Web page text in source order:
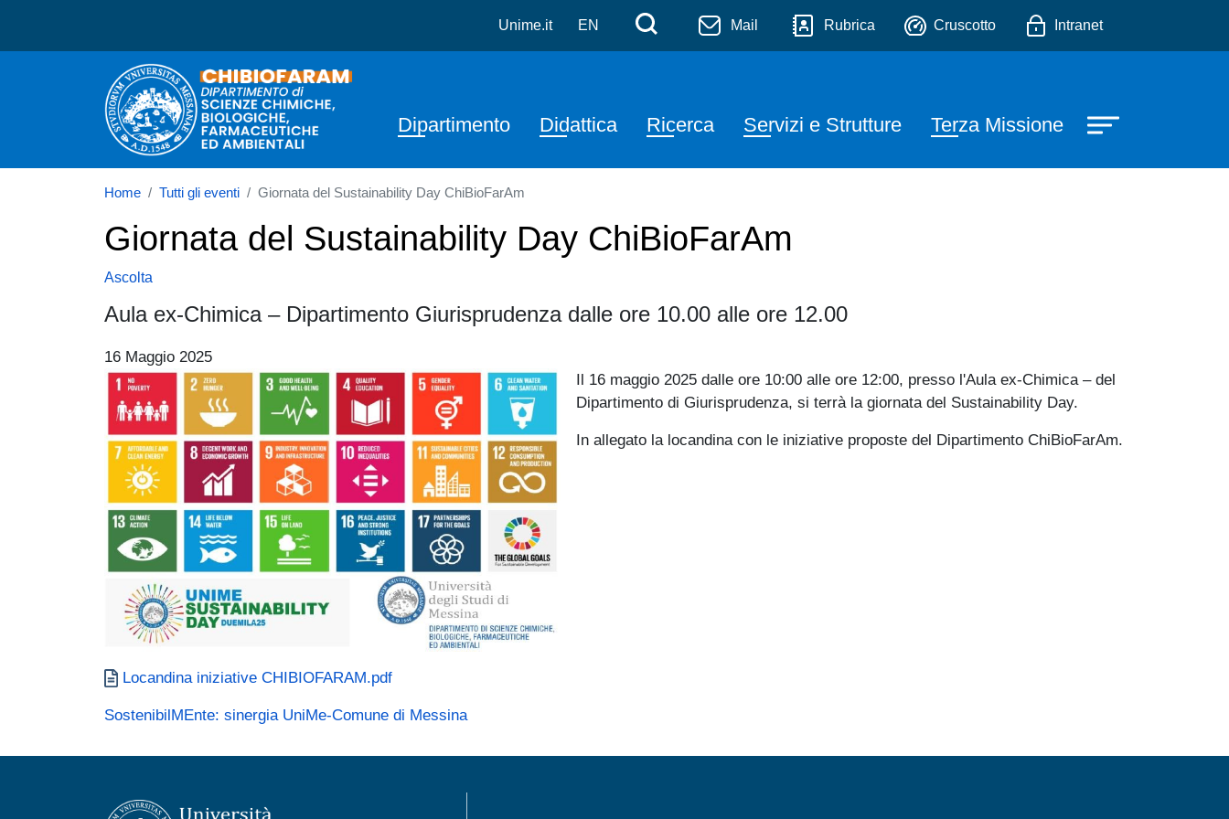
Salta al contenuto principale
Dipartimento di Scienze Chimiche, Biologiche, Farmaceutiche ed Ambientali
Unime.it EN Menù di servizio
Cerca Mail Rubrica Cruscotto Intranet
Navigazione principale
Dipartimento Didattica Ricerca Servizi e Strutture Terza Missione
Home Tutti gli eventi Giornata del Sustainability Day ChiBioFarAm
Giornata del Sustainability Day ChiBioFarAm
Ascolta
Aula ex-Chimica – Dipartimento Giurisprudenza dalle ore 10.00 alle ore 12.00
16 Maggio 2025
Immagine
Il 16 maggio 2025 dalle ore 10:00 alle ore 12:00, presso l'Aula ex-Chimica – del
Dipartimento di Giurisprudenza, si terrà la giornata del Sustainability Day.
In allegato la locandina con le iniziative proposte del Dipartimento ChiBioFarAm.
Documento
Locandina iniziative CHIBIOFARAM.pdf
SostenibilMEnte: sinergia UniMe-Comune di Messina